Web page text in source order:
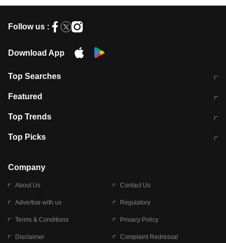
Follow us :
Download App
Top Searches
मुंबई में लगे 'जेन जी' के पोस्टर, लिखा- 'मैं
Featured
10 अगस्त को विधानसभा का घेराव करेंगे
Top Trends
RBI का नया नियम: अब बैंकों को अपनी सभी
Top Picks
बारिश की चेतावनी
Company
About Us Contact Us
Advertise with us Regulatory
Terms & Conditions Privacy Policy
Disclaimer Complaint Redressal